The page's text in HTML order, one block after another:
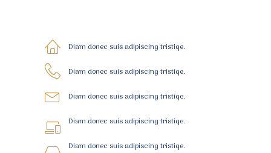
Diam donec suis adipiscing tristiqe.
Diam donec suis adipiscing tristiqe.
Diam donec suis adipiscing tristiqe.
Diam donec suis adipiscing tristiqe.
Diam donec suis adipiscing tristiqe.